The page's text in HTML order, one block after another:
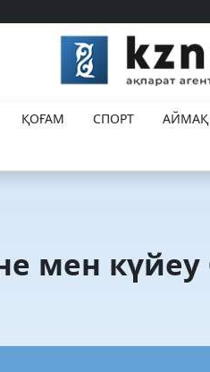
ҚОҒАМ СПОРТ
АЙМАҚ
мен күйеу